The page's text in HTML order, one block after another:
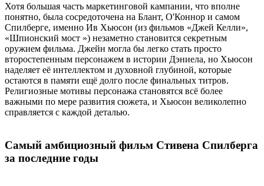
Хотя большая часть маркетинговой кампании, что вполне
понятно, была сосредоточена на Блант, О'Коннор и самом
Спилберге, именно Ив Хьюсон (из фильмов «Джей Келли»,
«Шпионский мост ») незаметно становится секретным
оружием фильма. Джейн могла бы легко стать просто
второстепенным персонажем в истории Дэниела, но Хьюсон
наделяет её интеллектом и духовной глубиной, которые
остаются в памяти ещё долго после финальных титров.
Религиозные мотивы персонажа становятся всё более
важными по мере развития сюжета, и Хьюсон великолепно
справляется с каждой деталью.
Самый амбициозный фильм Стивена Спилберга
за последние годы